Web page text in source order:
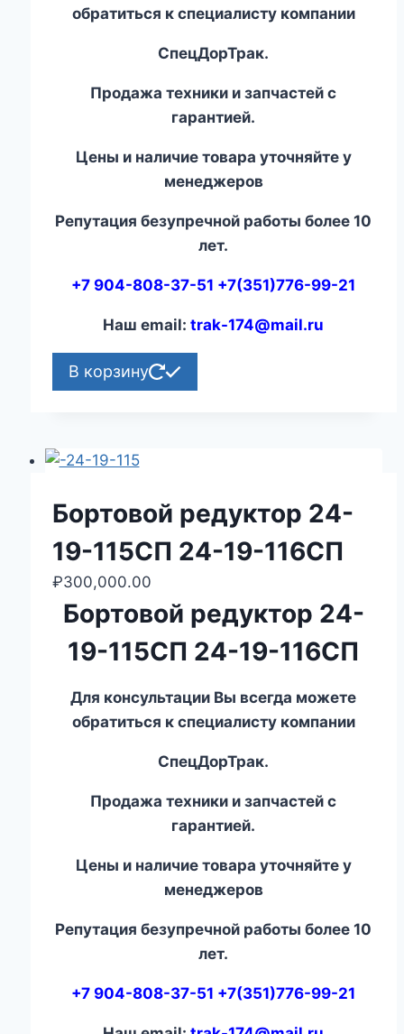
обратиться к специалисту компании
СпецДорТрак.
Продажа техники и запчастей с
гарантией.
Цены и наличие товара уточняйте у
менеджеров
Репутация безупречной работы более 10
лет.
+7 904-808-37-51 +7(351)776-99-21
Наш email:trak-174@mail.ru
В корзину
Бортовой редуктор 24-
19-115СП 24-19-116СП
₽300,000.00
Бортовой редуктор 24-
19-115СП 24-19-116СП
Для консультации Вы всегда можете
обратиться к специалисту компании
СпецДорТрак.
Продажа техники и запчастей с
гарантией.
Цены и наличие товара уточняйте у
менеджеров
Репутация безупречной работы более 10
лет.
+7 904-808-37-51 +7(351)776-99-21